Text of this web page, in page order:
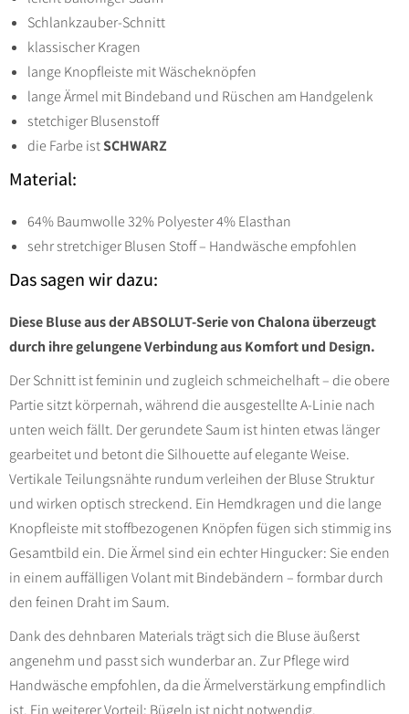
Schlankzauber-Schnitt
klassischer Kragen
lange Knopfleiste mit Wäscheknöpfen
lange Ärmel mit Bindeband und Rüschen am Handgelenk
stetchiger Blusenstoff
die Farbe istSCHWARZ
Material:
64% Baumwolle 32% Polyester 4% Elasthan
sehr stretchiger Blusen Stoff – Handwäsche empfohlen
Das sagen wir dazu:
Diese Bluse aus der ABSOLUT-Serie von Chalona überzeugt
durch ihre gelungene Verbindung aus Komfort und Design.
Der Schnitt ist feminin und zugleich schmeichelhaft – die obere
Partie sitzt körpernah, während die ausgestellte A-Linie nach
unten weich fällt. Der gerundete Saum ist hinten etwas länger
gearbeitet und betont die Silhouette auf elegante Weise.
Vertikale Teilungsnähte rundum verleihen der Bluse Struktur
und wirken optisch streckend. Ein Hemdkragen und die lange
Knopfleiste mit stoffbezogenen Knöpfen fügen sich stimmig ins
Gesamtbild ein. Die Ärmel sind ein echter Hingucker: Sie enden
in einem auffälligen Volant mit Bindebändern – formbar durch
den feinen Draht im Saum.
Dank des dehnbaren Materials trägt sich die Bluse äußerst
angenehm und passt sich wunderbar an. Zur Pflege wird
Handwäsche empfohlen, da die Ärmelverstärkung empfindlich
ist. Ein weiterer Vorteil: Bügeln ist nicht notwendig.